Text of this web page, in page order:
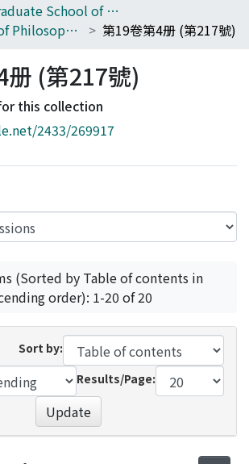
010_Graduate School of Letters
The Journal of Philosophical Studies
第19卷第4册 (第217號)
(第217號)
this collection
2433/269917
(Sorted by Table of contents in
order): 1-20 of 20
Sort by:
Results/Page:
Update